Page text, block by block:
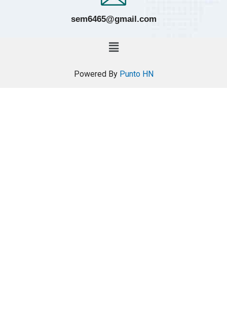
sem6465@gmail.com
Powered By Punto HN